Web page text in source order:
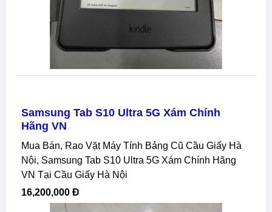
Samsung Tab S10 Ultra 5G Xám Chính
Hãng VN
Mua Bán, Rao Vặt Máy Tính Bảng Cũ Cầu Giấy Hà
Nội, Samsung Tab S10 Ultra 5G Xám Chính Hãng
VN Tại Cầu Giấy Hà Nội
16,200,000 Đ